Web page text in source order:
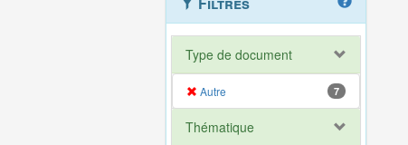
Type de document
Autre 7
Thématique